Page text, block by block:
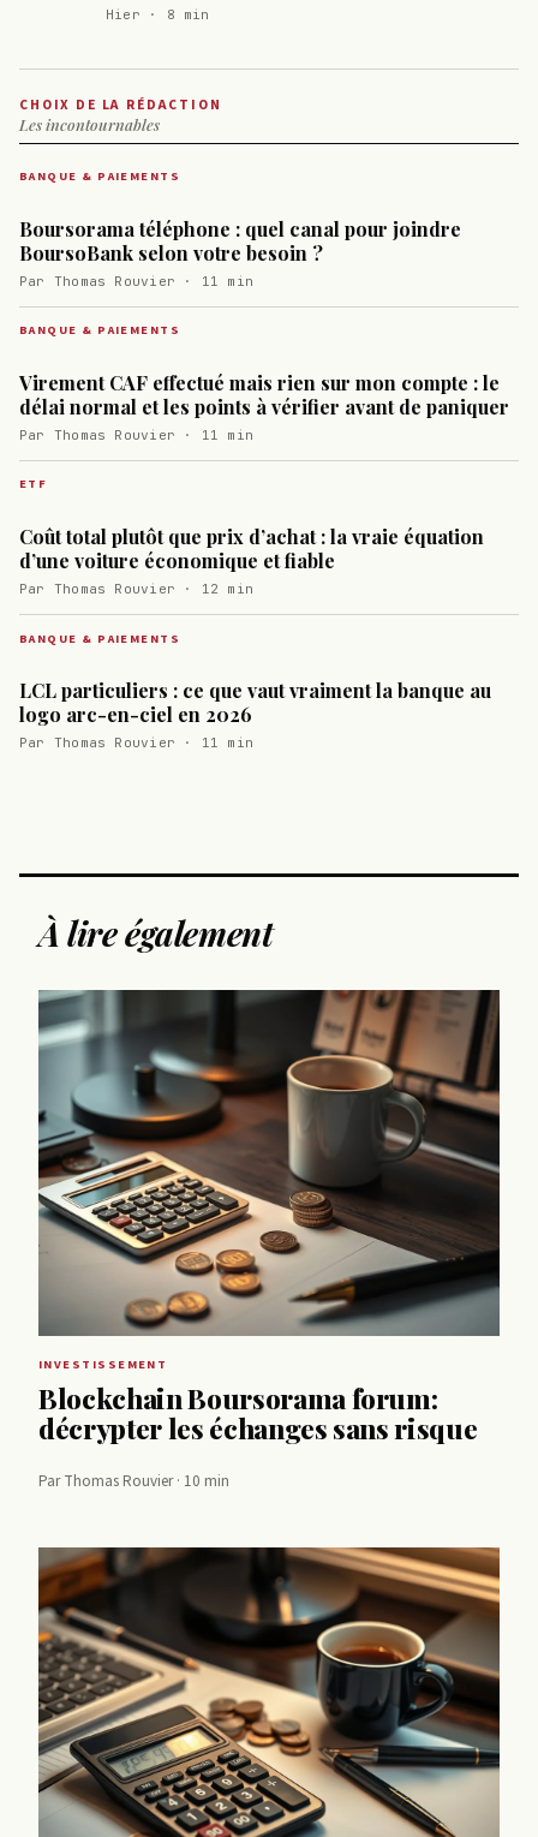
Hier · 8 min
CHOIX DE LA RÉDACTION
Les incontournables
BANQUE & PAIEMENTS
Boursorama téléphone : quel canal pour joindre
BoursoBank selon votre besoin ?
Par Thomas Rouvier · 11 min
BANQUE & PAIEMENTS
Virement CAF effectué mais rien sur mon compte : le
délai normal et les points à vérifier avant de paniquer
Par Thomas Rouvier · 11 min
ETF
Coût total plutôt que prix d’achat : la vraie équation
d’une voiture économique et fiable
Par Thomas Rouvier · 12 min
BANQUE & PAIEMENTS
LCL particuliers : ce que vaut vraiment la banque au
logo arc-en-ciel en 2026
Par Thomas Rouvier · 11 min
À lire également
INVESTISSEMENT
Blockchain Boursorama forum:
décrypter les échanges sans risque
Par Thomas Rouvier · 10 min